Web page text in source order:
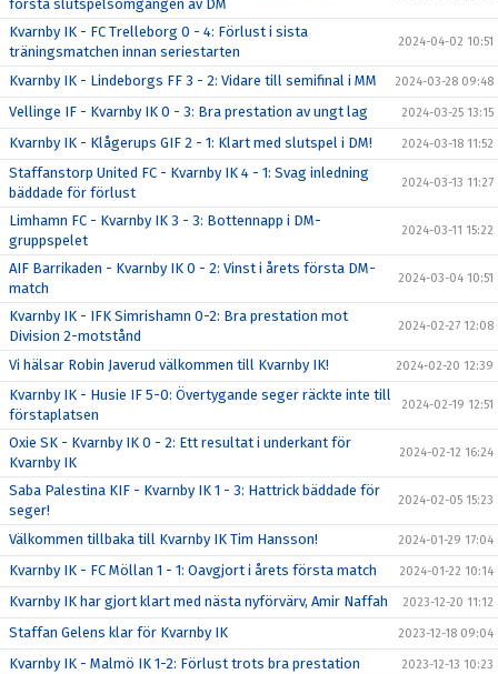
första slutspelsomgången av DM
Kvarnby IK - FC Trelleborg 0 - 4: Förlust i sista
träningsmatchen innan seriestarten
2024-04-02 10:51
Kvarnby IK - Lindeborgs FF 3 - 2: Vidare till semifinal i MM 2024-03-28 09:48
Vellinge IF - Kvarnby IK 0 - 3: Bra prestation av ungt lag 2024-03-25 13:15
Kvarnby IK - Klågerups GIF 2 - 1: Klart med slutspel i DM! 2024-03-18 11:52
Staffanstorp United FC - Kvarnby IK 4 - 1: Svag inledning
bäddade för förlust
2024-03-13 11:27
Limhamn FC - Kvarnby IK 3 - 3: Bottennapp i DM-
gruppspelet
2024-03-11 15:22
AIF Barrikaden - Kvarnby IK 0 - 2: Vinst i årets första DM-
match
2024-03-04 10:51
Kvarnby IK - IFK Simrishamn 0-2: Bra prestation mot
Division 2-motstånd
2024-02-27 12:08
Vi hälsar Robin Javerud välkommen till Kvarnby IK! 2024-02-20 12:39
Kvarnby IK - Husie IF 5-0: Övertygande seger räckte inte till
förstaplatsen
2024-02-19 12:51
Oxie SK - Kvarnby IK 0 - 2: Ett resultat i underkant för
Kvarnby IK
2024-02-12 16:24
Saba Palestina KIF - Kvarnby IK 1 - 3: Hattrick bäddade för
seger!
2024-02-05 15:23
Välkommen tillbaka till Kvarnby IK Tim Hansson! 2024-01-29 17:04
Kvarnby IK - FC Möllan 1 - 1: Oavgjort i årets första match 2024-01-22 10:14
Kvarnby IK har gjort klart med nästa nyförvärv, Amir Naffah 2023-12-20 11:12
Staffan Gelens klar för Kvarnby IK 2023-12-18 09:04
Kvarnby IK - Malmö IK 1-2: Förlust trots bra prestation 2023-12-13 10:23